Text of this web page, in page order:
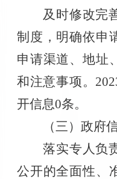
及时修改完
制度 ， 明确依申
申请渠道、地址
和注意事项。
开信息0条。
（三） 政府
落实专人负
公开的全面性、